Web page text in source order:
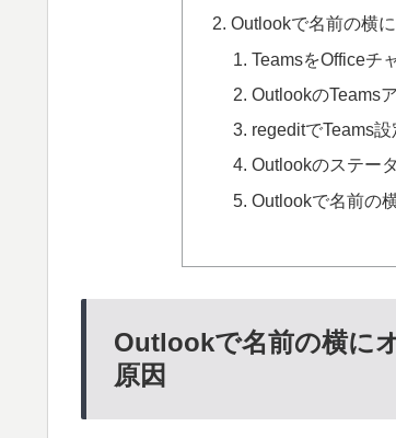
Outlookで名前の横
TeamsをOfficeチ
OutlookのTeams
regeditでTeams
Outlookのステー
Outlookで名前の
Outlookで名前の横に
原因